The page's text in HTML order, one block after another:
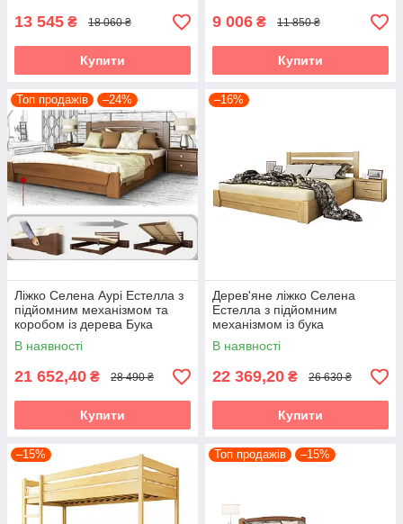
13 545 ₴ 18 060 ₴
Купити
9 006 ₴ 11 850 ₴
Купити
Топ продажів –24%
Ліжко Селена Аурі Естелла з
підйомним механізмом та
коробом із дерева Бука
В наявності
21 652,40 ₴ 28 490 ₴
Купити
–16%
Дерев'яне ліжко Селена
Естелла з підйомним
механізмом із бука
В наявності
22 369,20 ₴ 26 630 ₴
Купити
–15% Топ продажів –15%